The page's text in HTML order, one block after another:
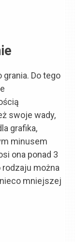
Do tego
swoje wady,
grafika,
minusem
ona ponad 3
można
mniejszej